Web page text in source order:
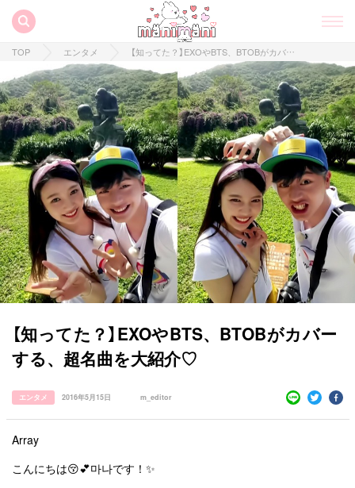
TOP エンタメ 【知ってた？】EXOやBTS、BTOBがカバーする、超名曲を大紹介♡
【知ってた？】EXOやBTS、BTOBがカバー
する、超名曲を大紹介♡
エンタメ 2016年5月15日 m_editor
Array
こんにちは😚💕마나です！✨